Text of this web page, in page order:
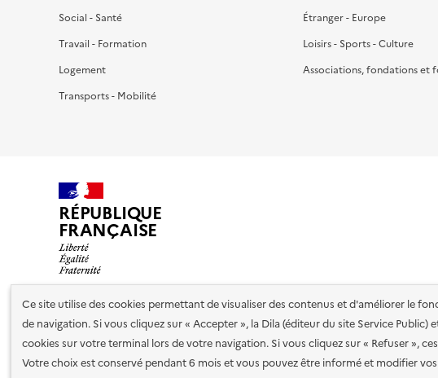
Ce site utilise des cookies permettant de visualiser des contenus et d'améliorer le
de navigation. Si vous cliquez sur « Accepter », la Dila (éditeur du site Service Public)
cookies sur votre terminal lors de votre navigation. Si vous cliquez sur « Refuser »,
Votre choix est conservé pendant 6 mois et vous pouvez être informé et modifier
Social - Santé
Travail - Formation
Logement
Transports - Mobilité
Étranger - Europe
Loisirs - Sports - Culture
Associations, fondations et
RÉPUBLIQUE
FRANÇAISE
Nos partenaires